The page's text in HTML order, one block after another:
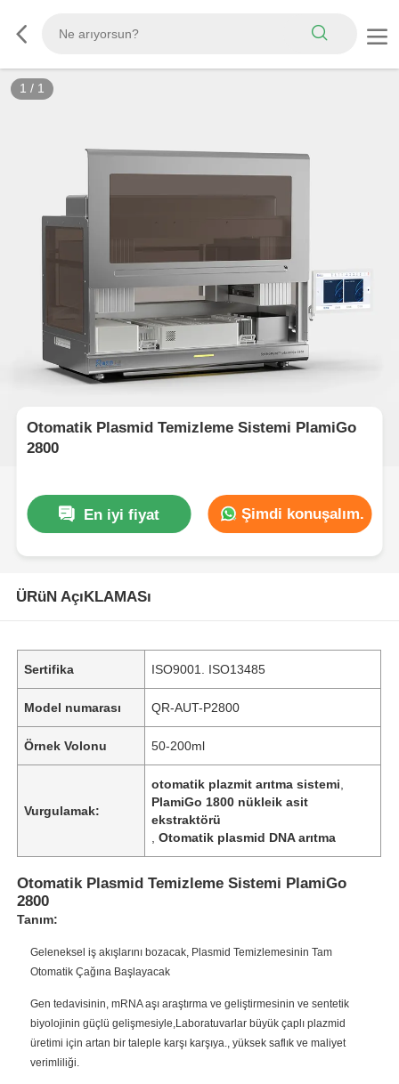
1 / 1
Otomatik Plasmid Temizleme Sistemi PlamiGo
2800
En iyi fiyat Şimdi konuşalım.
ÜRüN AçıKLAMASı
Sertifika ISO9001. ISO13485
Model numarası QR-AUT-P2800
Örnek Volonu 50-200ml
Vurgulamak:
otomatik plazmit arıtma sistemi
PlamiGo 1800 nükleik asit
ekstraktörü
,Otomatik plasmid DNA arıtma
Otomatik Plasmid Temizleme Sistemi PlamiGo
2800
Tanım:
Geleneksel iş akışlarını bozacak, Plasmid Temizlemesinin Tam
Otomatik Çağına Başlayacak
Gen tedavisinin, mRNA aşı araştırma ve geliştirmesinin ve sentetik
biyolojinin güçlü gelişmesiyle,Laboratuvarlar büyük çaplı plazmid
üretimi için artan bir taleple karşı karşıya., yüksek saflık ve maliyet
verimliliği.